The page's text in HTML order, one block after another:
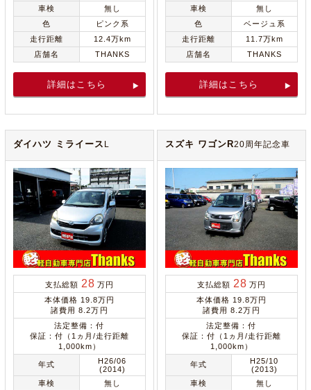
車検
無し
色
ピンク系
走行距離
12.4万km
店舗名
THANKS
詳細はこちら
車検
無し
色
ベージュ系
走行距離
11.7万km
店舗名
THANKS
詳細はこちら
ダイハツ ミライース
支払総額 28 万円
本体価格 19.8万円
諸費用 8.2万円
法定整備：付
保証：付（1ヵ月/走行距離
1,000km）
年式
H26/06
(2014)
車検
無し
スズキ ワゴンR20周年記念車
支払総額 28 万円
本体価格 19.8万円
諸費用 8.2万円
法定整備：付
保証：付（1ヵ月/走行距離
1,000km）
年式
H25/10
(2013)
車検
無し